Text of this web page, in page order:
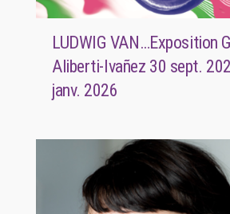
LUDWIG VAN…Exposition
Aliberti-Ivañez 30 sept.
janv. 2026